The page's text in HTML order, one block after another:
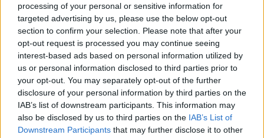
processing of your personal or sensitive information for
targeted advertising by us, please use the below opt-out
section to confirm your selection. Please note that after your
opt-out request is processed you may continue seeing
interest-based ads based on personal information utilized by
us or personal information disclosed to third parties prior to
your opt-out. You may separately opt-out of the further
disclosure of your personal information by third parties on the
IAB’s list of downstream participants. This information may
also be disclosed by us to third parties on the IAB’s List of
Downstream Participants that may further disclose it to other
LUCCA —L'animale è stato legato alla rete di recinzione e
trafitto con un oggetto acuminato.
Il cane è stato trovato agonizzante dai custodi della vill
nonostante i soccorsi,è morto poco dopo.